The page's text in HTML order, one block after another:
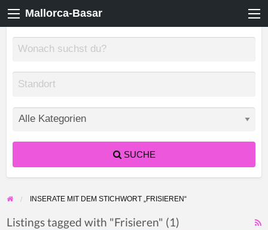
Mallorca-Basar
SUCHE
INSERATE MIT DEM STICHWORT „FRISIEREN“
Listings tagged with "Frisieren" (1)